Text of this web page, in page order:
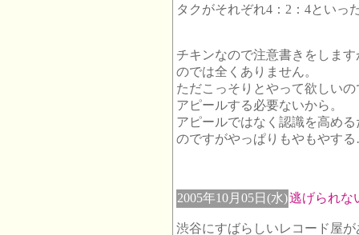
タクがそれぞれ4：2：4といっ
チキンなので注意書きをしま
のでは全くありません。
ただこっそりとやって欲しい
アピールする必要ないから。
アピールではなく認識を高め
のですがやっぱりもやもやす
2005年10月05日(水)逃げられな
渋谷にすばらしいレコード屋